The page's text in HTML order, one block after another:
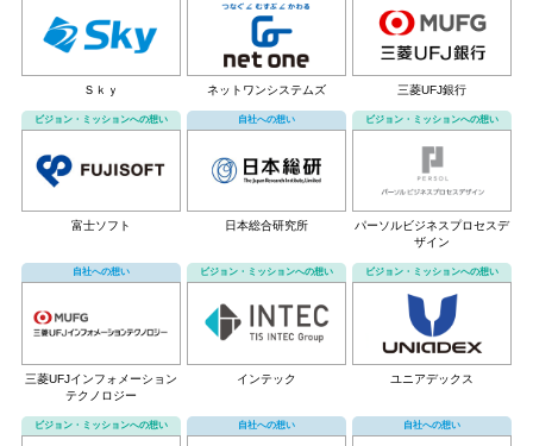
Ｓｋｙ ネットワンシステムズ 三菱UFJ銀行
ビジョン・ミッションへの想い
富士ソフト
自社への想い
日本総合研究所
ビジョン・ミッションへの想い
パーソルビジネスプロセスデ
ザイン
自社への想い
三菱UFJインフォメーション
テクノロジー
ビジョン・ミッションへの想い
インテック
ビジョン・ミッションへの想い
ユニアデックス
ビジョン・ミッションへの想い 自社への想い 自社への想い